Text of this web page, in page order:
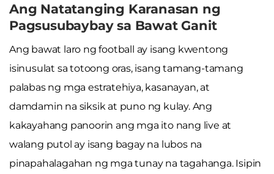
Ang Natatanging Karanasan ng
Pagsusubaybay sa Bawat Ganit
Ang bawat laro ng football ay isang kwentong
isinusulat sa totoong oras, isang tamang-tamang
palabas ng mga estratehiya, kasanayan, at
damdamin na siksik at puno ng kulay. Ang
kakayahang panoorin ang mga ito nang live at
walang putol ay isang bagay na lubos na
pinapahalagahan ng mga tunay na tagahanga. Isipin